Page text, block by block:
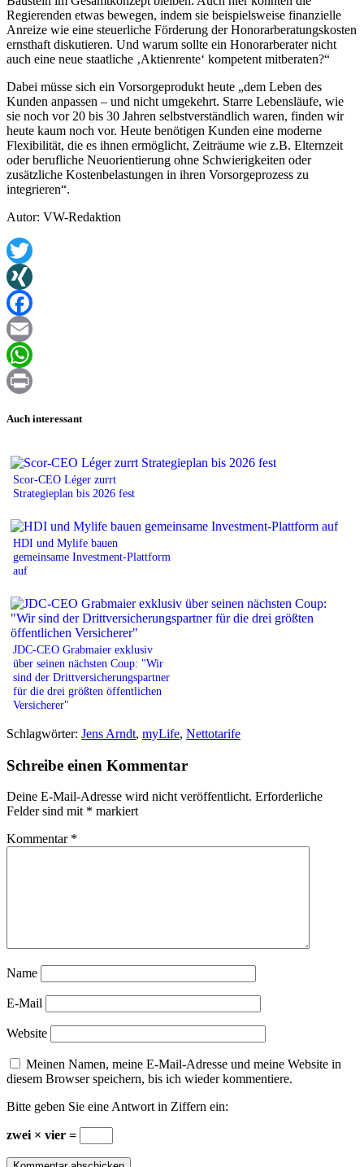
Regierenden etwas bewegen, indem sie beispielsweise finanzielle
Anreize wie eine steuerliche Förderung der Honorarberatungskosten
ernsthaft diskutieren. Und warum sollte ein Honorarberater nicht
auch eine neue staatliche ‚Aktienrente‘ kompetent mitberaten?“
Dabei müsse sich ein Vorsorgeprodukt heute „dem Leben des
Kunden anpassen – und nicht umgekehrt. Starre Lebensläufe, wie
sie noch vor 20 bis 30 Jahren selbstverständlich waren, finden wir
heute kaum noch vor. Heute benötigen Kunden eine moderne
Flexibilität, die es ihnen ermöglicht, Zeiträume wie z.B. Elternzeit
oder berufliche Neuorientierung ohne Schwierigkeiten oder
zusätzliche Kostenbelastungen in ihren Vorsorgeprozess zu
integrieren“.
Autor: VW-Redaktion
Twitter
XING
Facebook
Email
WhatsApp
Auch interessant
Scor-CEO Léger zurrt
Strategieplan bis 2026 fest
HDI und Mylife bauen
gemeinsame Investment-Plattform
auf
JDC-CEO Grabmaier exklusiv
über seinen nächsten Coup: "Wir
sind der Drittversicherungspartner
für die drei größten öffentlichen
Versicherer"
Schlagwörter: Jens Arndt, myLife, Nettotarife
Schreibe einen Kommentar
Deine E-Mail-Adresse wird nicht veröffentlicht. Erforderliche
Felder sind mit * markiert
Kommentar *
Name
E-Mail
Website
Meinen Namen, meine E-Mail-Adresse und meine Website in
diesem Browser speichern, bis ich wieder kommentiere.
Bitte geben Sie eine Antwort in Ziffern ein:
zwei × vier =